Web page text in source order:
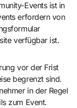
Events ist in
erfordern von
verfügbar ist.
vor der Frist
begrenzt sind.
in der Regel
zum Event.